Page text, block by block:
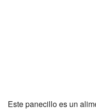
Este panecillo es un